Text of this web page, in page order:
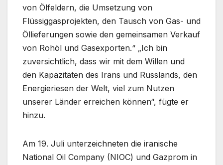
von Ölfeldern, die Umsetzung von
Flüssiggasprojekten, den Tausch von Gas- und
Öllieferungen sowie den gemeinsamen Verkauf
von Rohöl und Gasexporten.“ „Ich bin
zuversichtlich, dass wir mit dem Willen und
den Kapazitäten des Irans und Russlands, den
Energieriesen der Welt, viel zum Nutzen
unserer Länder erreichen können“, fügte er
hinzu.
Am 19. Juli unterzeichneten die iranische
National Oil Company (NIOC) und Gazprom in